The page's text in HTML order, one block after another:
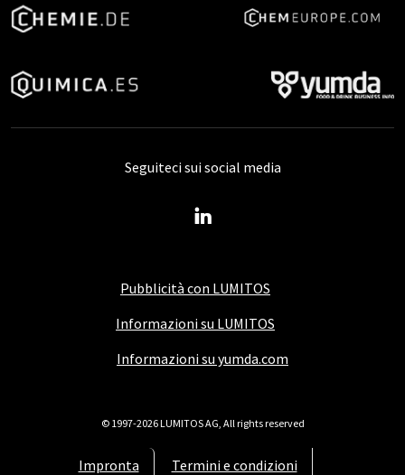
Pubblicità con LUMITOS
Informazioni su LUMITOS
Informazioni su yumda.com
Impronta Termini e condizioni
Seguiteci sui social media
© 1997-2026 LUMITOS AG, All rights reserved